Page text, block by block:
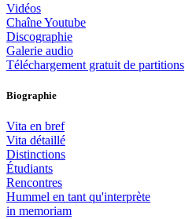
Vidéos
Chaîne Youtube
Discographie
Galerie audio
Téléchargement gratuit de partitions
Biographie
Vita en bref
Vita détaillé
Distinctions
Étudiants
Rencontres
Hummel en tant qu'interprète
in memoriam